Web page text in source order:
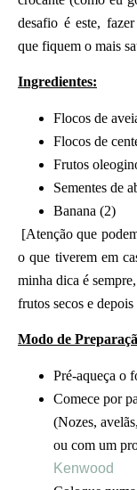
desafio é este,
que fiquem o mais
Ingredientes:
Flocos de
Flocos de
Frutos
Sementes de
Banana (2)
[Atenção que
o que tiverem em
minha dica é
frutos secos e
Modo de
Pré-aqueça o
Comece por
(Nozes,
ou com um
Kenwood